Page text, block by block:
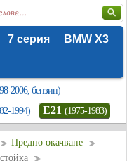
7 серия
BMW X3
2006, бензин)
1994) E21 (1975-1983)
Предно окачване